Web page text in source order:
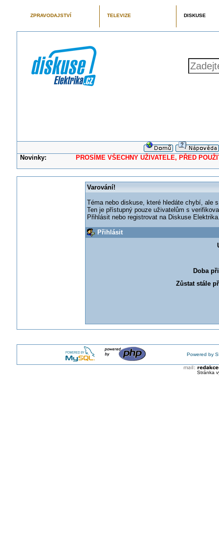
ZPRAVODAJSTVÍ TELEVIZE DISKUSE
Novinky: PROSÍME VŠECHNY UŽIVATELE, PŘED
Varování!
Téma nebo diskuse, které hledáte chybí, ale
Ten je přístupný pouze uživatelům s
Přihlásit nebo registrovat na Diskuse
Přihlásit
Doba
Zůstat stále
Powered by
Stránka